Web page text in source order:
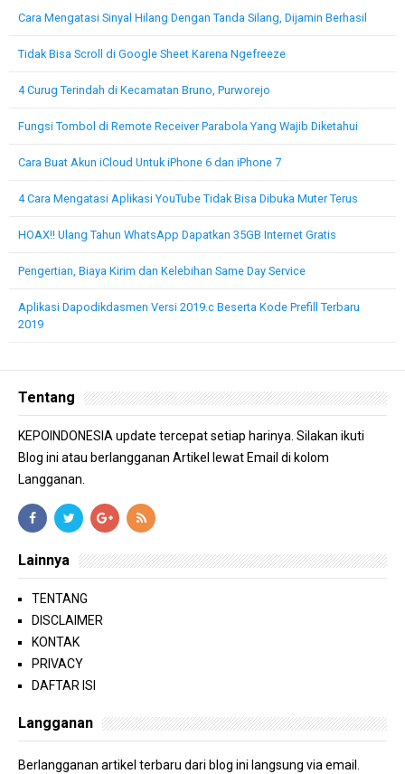
Cara Mengatasi Sinyal Hilang Dengan Tanda Silang, Dijamin Berhasil
Tidak Bisa Scroll di Google Sheet Karena Ngefreeze
4 Curug Terindah di Kecamatan Bruno, Purworejo
Fungsi Tombol di Remote Receiver Parabola Yang Wajib Diketahui
Cara Buat Akun iCloud Untuk iPhone 6 dan iPhone 7
4 Cara Mengatasi Aplikasi YouTube Tidak Bisa Dibuka Muter Terus
HOAX!! Ulang Tahun WhatsApp Dapatkan 35GB Internet Gratis
Pengertian, Biaya Kirim dan Kelebihan Same Day Service
Aplikasi Dapodikdasmen Versi 2019.c Beserta Kode Prefill Terbaru
2019
Tentang
KEPOINDONESIA update tercepat setiap harinya. Silakan ikuti
Blog ini atau berlangganan Artikel lewat Email di kolom
Langganan.
Lainnya
TENTANG
DISCLAIMER
KONTAK
PRIVACY
DAFTAR ISI
Langganan
Berlangganan artikel terbaru dari blog ini langsung via email.